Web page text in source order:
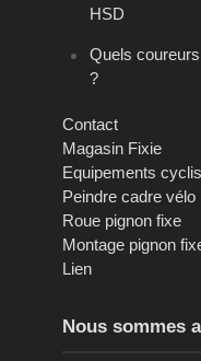
HSD
Quels
?
Contact
Magasin Fixie
Equipements
Peindre cadre vélo
Roue pignon fixe
Montage pignon
Lien
Nous sommes